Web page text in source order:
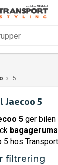
5
5
5 ger
hos
filtrering